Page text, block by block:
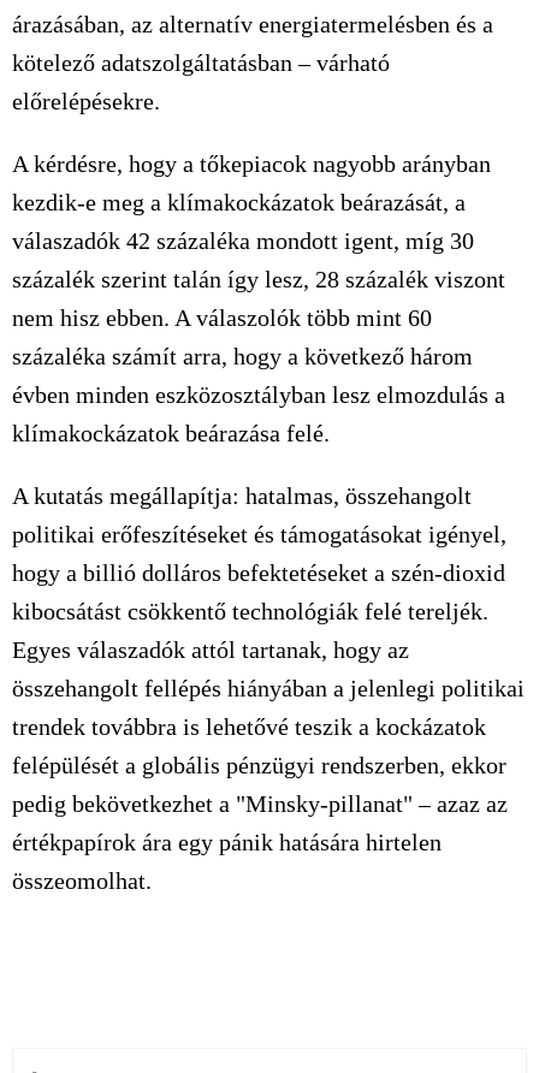
árazásában, az alternatív energiatermelésben és a
kötelező adatszolgáltatásban – várható
előrelépésekre.
A kérdésre, hogy a tőkepiacok nagyobb arányban
kezdik-e meg a klímakockázatok beárazását, a
válaszadók 42 százaléka mondott igent, míg 30
százalék szerint talán így lesz, 28 százalék viszont
nem hisz ebben. A válaszolók több mint 60
százaléka számít arra, hogy a következő három
évben minden eszközosztályban lesz elmozdulás a
klímakockázatok beárazása felé.
A kutatás megállapítja: hatalmas, összehangolt
politikai erőfeszítéseket és támogatásokat igényel,
hogy a billió dolláros befektetéseket a szén-dioxid
kibocsátást csökkentő technológiák felé tereljék.
Egyes válaszadók attól tartanak, hogy az
összehangolt fellépés hiányában a jelenlegi politikai
trendek továbbra is lehetővé teszik a kockázatok
felépülését a globális pénzügyi rendszerben, ekkor
pedig bekövetkezhet a "Minsky-pillanat" – azaz az
értékpapírok ára egy pánik hatására hirtelen
összeomolhat.